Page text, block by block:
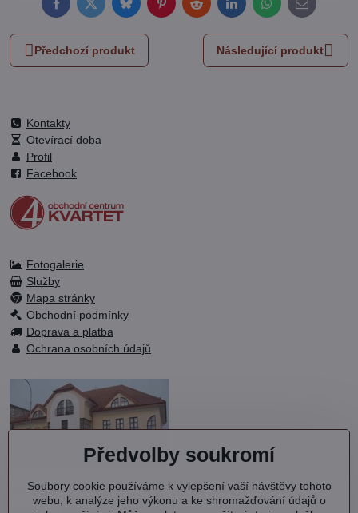
FacebookTwitterBlueskyPinterestRedditLinkedInWhatsApp
E-
mail
Předchozí produkt Následující produkt
Kontakty
Otevírací doba
Profil
Facebook
Fotogalerie
Služby
Mapa stránky
Obchodní podmínky
Doprava a platba
Ochrana osobních údajů
OC KVARTET s.r.o.
Debřská 1000
Předvolby soukromí
Soubory cookie používáme k vylepšení vaší návštěvy tohoto
webu, k analýze jeho výkonu a ke shromažďování údajů o